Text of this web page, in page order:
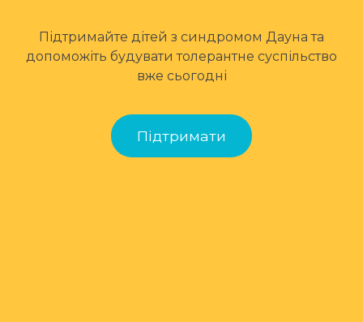
Підтримайте дітей з синдромом Дауна та
допоможіть будувати толерантне суспільство
вже сьогодні
Підтримати